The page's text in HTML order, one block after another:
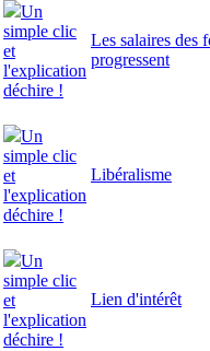
Un
simple clic
et
l'explication
déchire !
Les salaires des
progressent
Un
simple clic
et
l'explication
déchire !
Libéralisme
Un
simple clic
et
l'explication
déchire !
Lien d'intérêt